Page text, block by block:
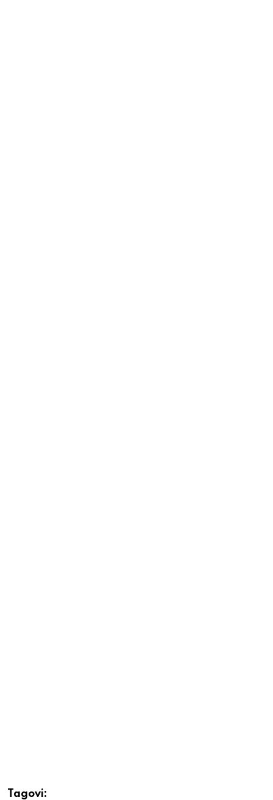
Tagovi: